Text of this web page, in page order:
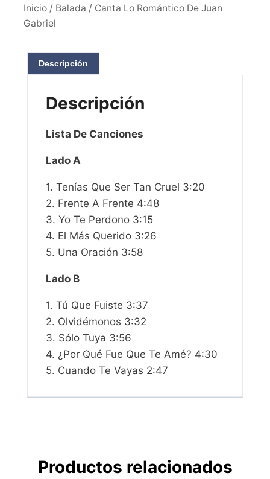
Inicio / Balada / Canta Lo Romántico De Juan
Gabriel
Descripción
Descripción
Lista De Canciones
Lado A
1. Tenías Que Ser Tan Cruel 3:20
2. Frente A Frente 4:48
3. Yo Te Perdono 3:15
4. El Más Querido 3:26
5. Una Oración 3:58
Lado B
1. Tú Que Fuiste 3:37
2. Olvidémonos 3:32
3. Sólo Tuya 3:56
4. ¿Por Qué Fue Que Te Amé? 4:30
5. Cuando Te Vayas 2:47
Productos relacionados